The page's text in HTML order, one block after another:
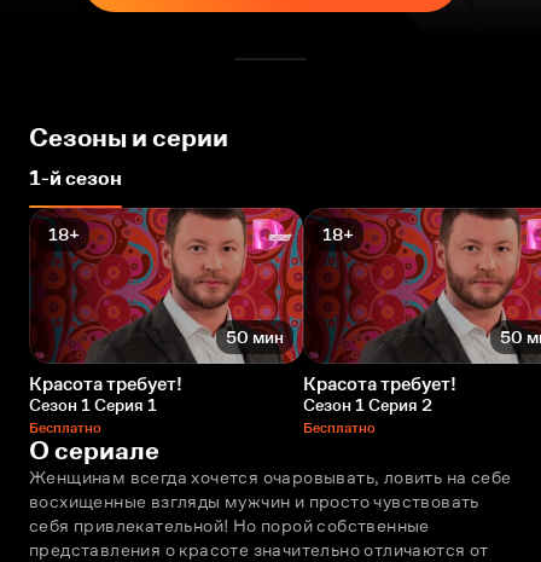
Сезоны и серии
1-й сезон
18+
50 мин
Красота требует!
Сезон 1 Серия 1
Бесплатно
18+
50
Красота требует!
Сезон 1 Серия 2
Бесплатно
О сериале
Женщинам всегда хочется очаровывать, ловить на себе
восхищенные взгляды мужчин и просто чувствовать
себя привлекательной! Но порой собственные
представления о красоте значительно отличаются от